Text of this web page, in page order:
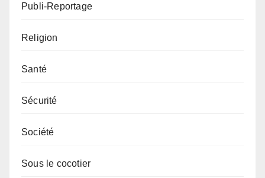
Publi-Reportage
Religion
Santé
Sécurité
Société
Sous le cocotier